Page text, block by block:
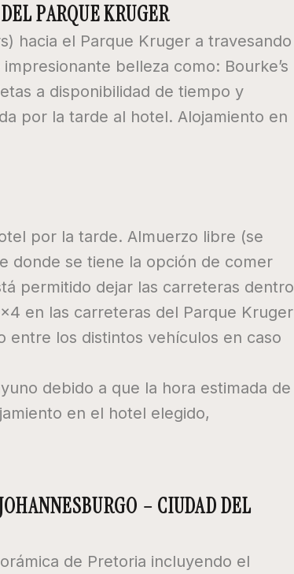
PARQUE KRUGER
hacia el Parque Kruger a travesando
belleza como: Bourke’s
a disponibilidad de tiempo y
por la tarde al hotel. Alojamiento en
por la tarde. Almuerzo libre (se
donde se tiene la opción de comer
permitido dejar las carreteras dentro
en las carreteras del Parque Kruger
entre los distintos vehículos en caso
debido a que la hora estimada de
en el hotel elegido,
– CIUDAD DEL
de Pretoria incluyendo el